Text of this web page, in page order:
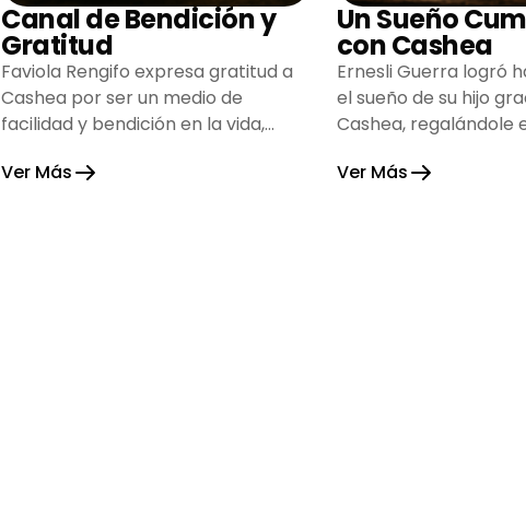
Canal de Bendición y
Gratitud
Faviola Rengifo expresa gratitud a
Cashea por ser un medio de
facilidad y bendición en la vida,
esperanza.
Ver Más
Un Sueño
con Cashea
Ernesli Guerra logró
el sueño de su hijo
Cashea, regalándole
alegría su hogar.
Ver Más